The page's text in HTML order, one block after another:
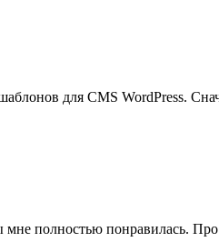
для CMS WordPress.
мне полностью понравилась.